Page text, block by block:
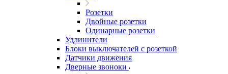
Розетки
Двойные розетки
Одинарные розетки
Удлинители
Блоки выключателей с розеткой
Датчики движения
Дверные звоноки